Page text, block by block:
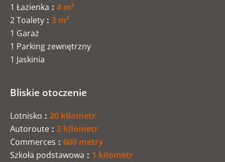
1 Łazienka
4 m²
2 Toalety
3 m²
1 Garaż
1 Parking zewnętrzny
1 Jaskinia
Bliskie otoczenie
Lotnisko
20 kilometr
Autoroute
2 kilometr
Commerces
600 metry
Szkoła podstawowa
1 kilometr